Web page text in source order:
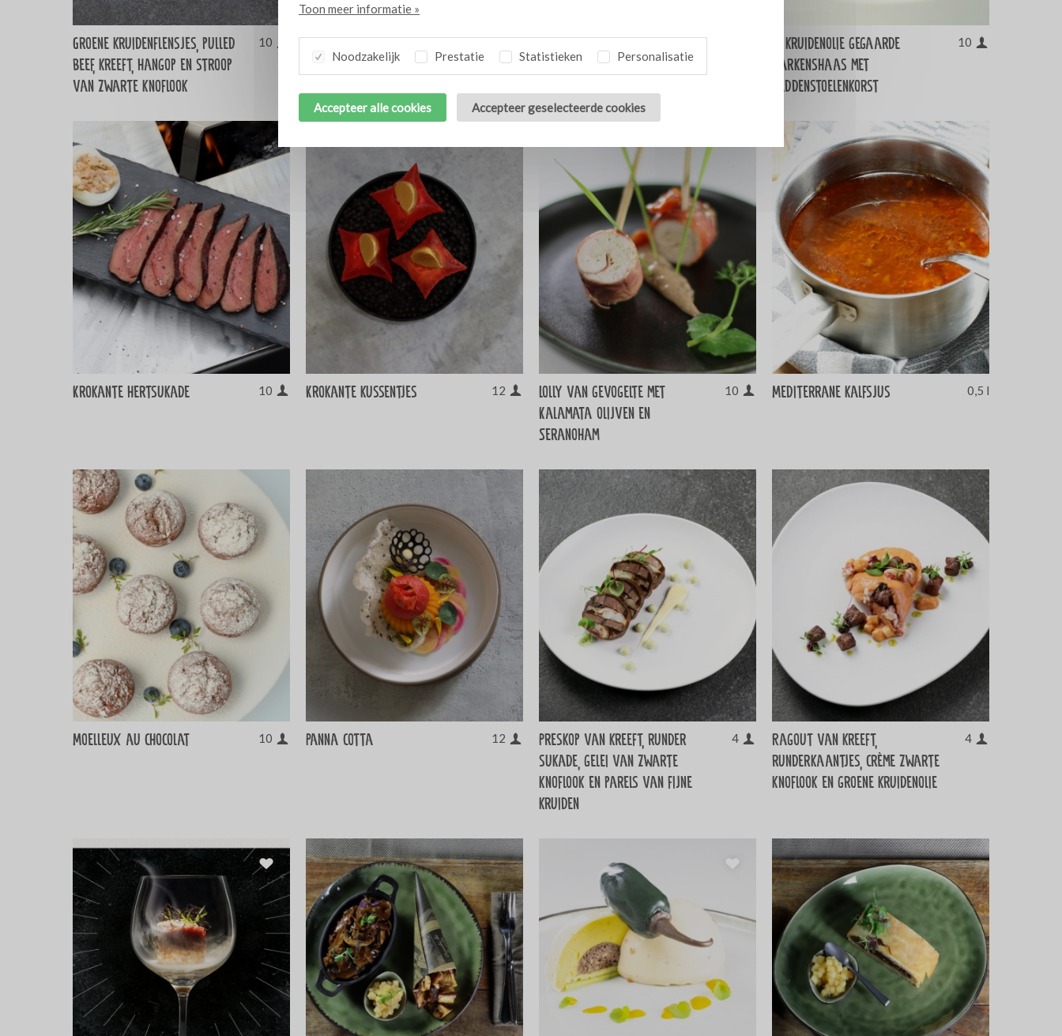
Toon meer informatie »
Noodzakelijk Prestatie Statistieken Personalisatie
Accepteer alle cookies Accepteer geselecteerde cookies
Groene kruidenflensjes, pulled
beef, kreeft, hangop en stroop
van zwarte knoflook
10 Hartige paddenstoelpoffertjes 10
Hertenbiefstuk met kroepoek
van zwarte knoflook
In kruidenolie gegaarde
varkenshaas met
paddenstoelenkorst
10
Krokante hertsukade 10 Krokante kussentjes 12
Lolly van gevogelte met
Kalamata olijven en
Seranoham
10 Mediterrane kalfsjus 0,5 l
Moelleux au chocolat 10 Panna cotta 12
Preskop van kreeft, runder
sukade, gelei van zwarte
knoflook en parels van fijne
kruiden
4
Ragout van kreeft,
runderkaantjes, crème zwarte
knoflook en groene kruidenolie
4